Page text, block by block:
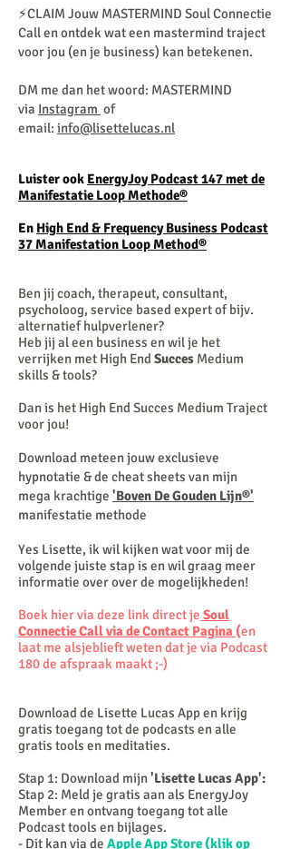
⚡️CLAIM Jouw MASTERMIND Soul Connectie
Call en ontdek wat een mastermind traject
voor jou (en je business) kan betekenen.
DM me dan het woord: MASTERMIND
via Instagram of
email: info@lisettelucas.nl
Luister ook EnergyJoy Podcast 147 met de
Manifestatie LoopMethode®
En High End & Frequency Business Podcast
37 Manifestation Loop Method®
Ben jij coach, therapeut, consultant,
psycholoog, service based expert of bijv.
alternatief hulpverlener?
Heb jij al een business en wil je het
verrijken met High End Succes Medium
skills & tools?
Dan is het High End Succes Medium Traject
voor jou!
Download meteen jouw exclusieve
hypnotatie & de cheat sheets van mijn
mega krachtige 'Boven De Gouden Lijn®'
manifestatie methode
Yes Lisette, ik wil kijken wat voor mij de
volgende juiste stap is en wil graag meer
informatie over over de mogelijkheden!
Boek hier via deze link direct je Soul
Connectie Call via de Contact Pagina (en
laat me alsjeblieft weten dat je via Podcast
180 de afspraak maakt ;-)
Download de Lisette Lucas App en krijg
gratis toegang tot de podcasts en alle
gratis tools en meditaties.
Stap 1: Download mijn'Lisette Lucas App':
Stap 2: Meld je gratis aan als EnergyJoy
Member en ontvang toegang tot alle
Podcast tools en bijlages.
- Dit kan via de Apple App Store (klik op